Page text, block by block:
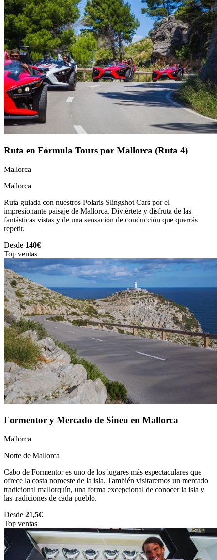
Ruta en Fórmula Tours por Mallorca (Ruta 4)
Mallorca
Mallorca
Ruta guiada con nuestros Polaris Slingshot Cars por el
impresionante paisaje de Mallorca. Diviértete y disfruta de las
fantásticas vistas y de una sensación de conducción que querrás
repetir.
Desde 140€
Top ventas
Formentor y Mercado de Sineu en Mallorca
Mallorca
Norte de Mallorca
Cabo de Formentor es uno de los lugares más espectaculares que
ofrece la costa noroeste de la isla. También visitaremos un mercado
tradicional mallorquín, una forma excepcional de conocer la isla y
las tradiciones de cada pueblo.
Desde 21,5€
Top ventas